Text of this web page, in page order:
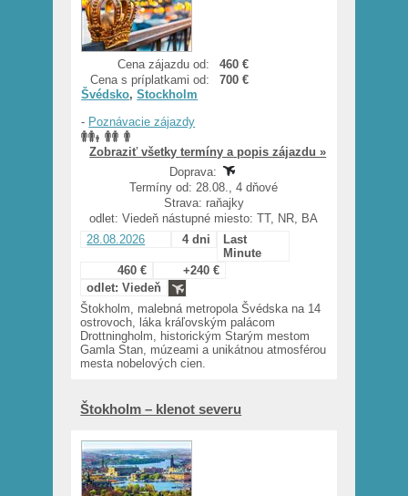
Cena zájazdu od:
460 €
Cena s príplatkami od:
700 €
Švédsko,Stockholm
- Poznávacie zájazdy
Zobraziť všetky termíny a popis zájazdu »
Doprava:
Termíny od: 28.08., 4 dňové
Strava: raňajky
odlet: Viedeň nástupné miesto: TT, NR, BA
28.08.2026
4 dni
Last
Minute
460 €
+240 €
odlet: Viedeň
Štokholm, malebná metropola Švédska na 14
ostrovoch, láka kráľovským palácom
Drottningholm, historickým Starým mestom
Gamla Stan, múzeami a unikátnou atmosférou
mesta nobelových cien.
Štokholm – klenot severu